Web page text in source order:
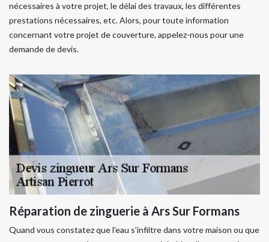
nécessaires à votre projet, le délai des travaux, les différentes
prestations nécessaires, etc. Alors, pour toute information
concernant votre projet de couverture, appelez-nous pour une
demande de devis.
Réparation de zinguerie à Ars Sur Formans
Quand vous constatez que l’eau s’infiltre dans votre maison ou que